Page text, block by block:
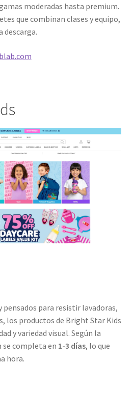
moderadas hasta premium.
que combinan clases y equipo,
descarga.
pensados para resistir lavadoras,
los productos de Bright Star Kids
y variedad visual. Según la
se completa en 1-3 días, lo que
hora.